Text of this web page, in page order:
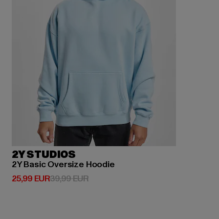
2Y STUDIOS
2Y Basic Oversize Hoodie
25,99 EUR
Derzeitiger Preis: 25,99 EUR
39,99 EURAktionspreis: 39,99 EUR